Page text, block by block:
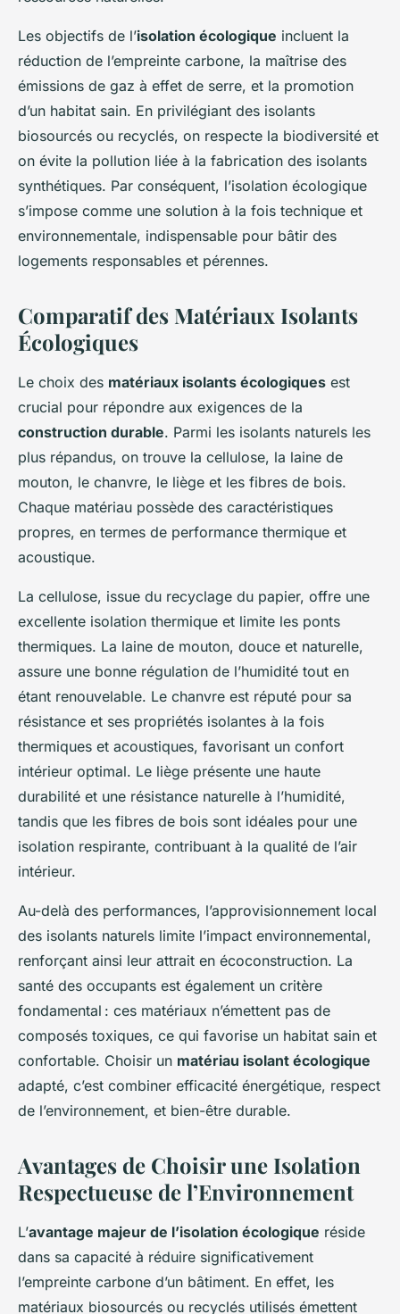
Les objectifs de l’isolation écologique incluent la
réduction de l’empreinte carbone, la maîtrise des
émissions de gaz à effet de serre, et la promotion
d’un habitat sain. En privilégiant des isolants
biosourcés ou recyclés, on respecte la biodiversité et
on évite la pollution liée à la fabrication des isolants
synthétiques. Par conséquent, l’isolation écologique
s’impose comme une solution à la fois technique et
environnementale, indispensable pour bâtir des
logements responsables et pérennes.
Comparatif des Matériaux Isolants
Écologiques
Le choix des matériaux isolants écologiques est
crucial pour répondre aux exigences de la
construction durable. Parmi les isolants naturels les
plus répandus, on trouve la cellulose, la laine de
mouton, le chanvre, le liège et les fibres de bois.
Chaque matériau possède des caractéristiques
propres, en termes de performance thermique et
acoustique.
La cellulose, issue du recyclage du papier, offre une
excellente isolation thermique et limite les ponts
thermiques. La laine de mouton, douce et naturelle,
assure une bonne régulation de l’humidité tout en
étant renouvelable. Le chanvre est réputé pour sa
résistance et ses propriétés isolantes à la fois
thermiques et acoustiques, favorisant un confort
intérieur optimal. Le liège présente une haute
durabilité et une résistance naturelle à l’humidité,
tandis que les fibres de bois sont idéales pour une
isolation respirante, contribuant à la qualité de l’air
intérieur.
Au-delà des performances, l’approvisionnement local
des isolants naturels limite l’impact environnemental,
renforçant ainsi leur attrait en écoconstruction. La
santé des occupants est également un critère
fondamental : ces matériaux n’émettent pas de
composés toxiques, ce qui favorise un habitat sain et
confortable. Choisir un matériau isolant écologique
adapté, c’est combiner efficacité énergétique, respect
de l’environnement, et bien-être durable.
Avantages de Choisir une Isolation
Respectueuse de l’Environnement
L’avantage majeur de l’isolation écologique réside
dans sa capacité à réduire significativement
l’empreinte carbone d’un bâtiment. En effet, les
matériaux biosourcés ou recyclés utilisés émettent